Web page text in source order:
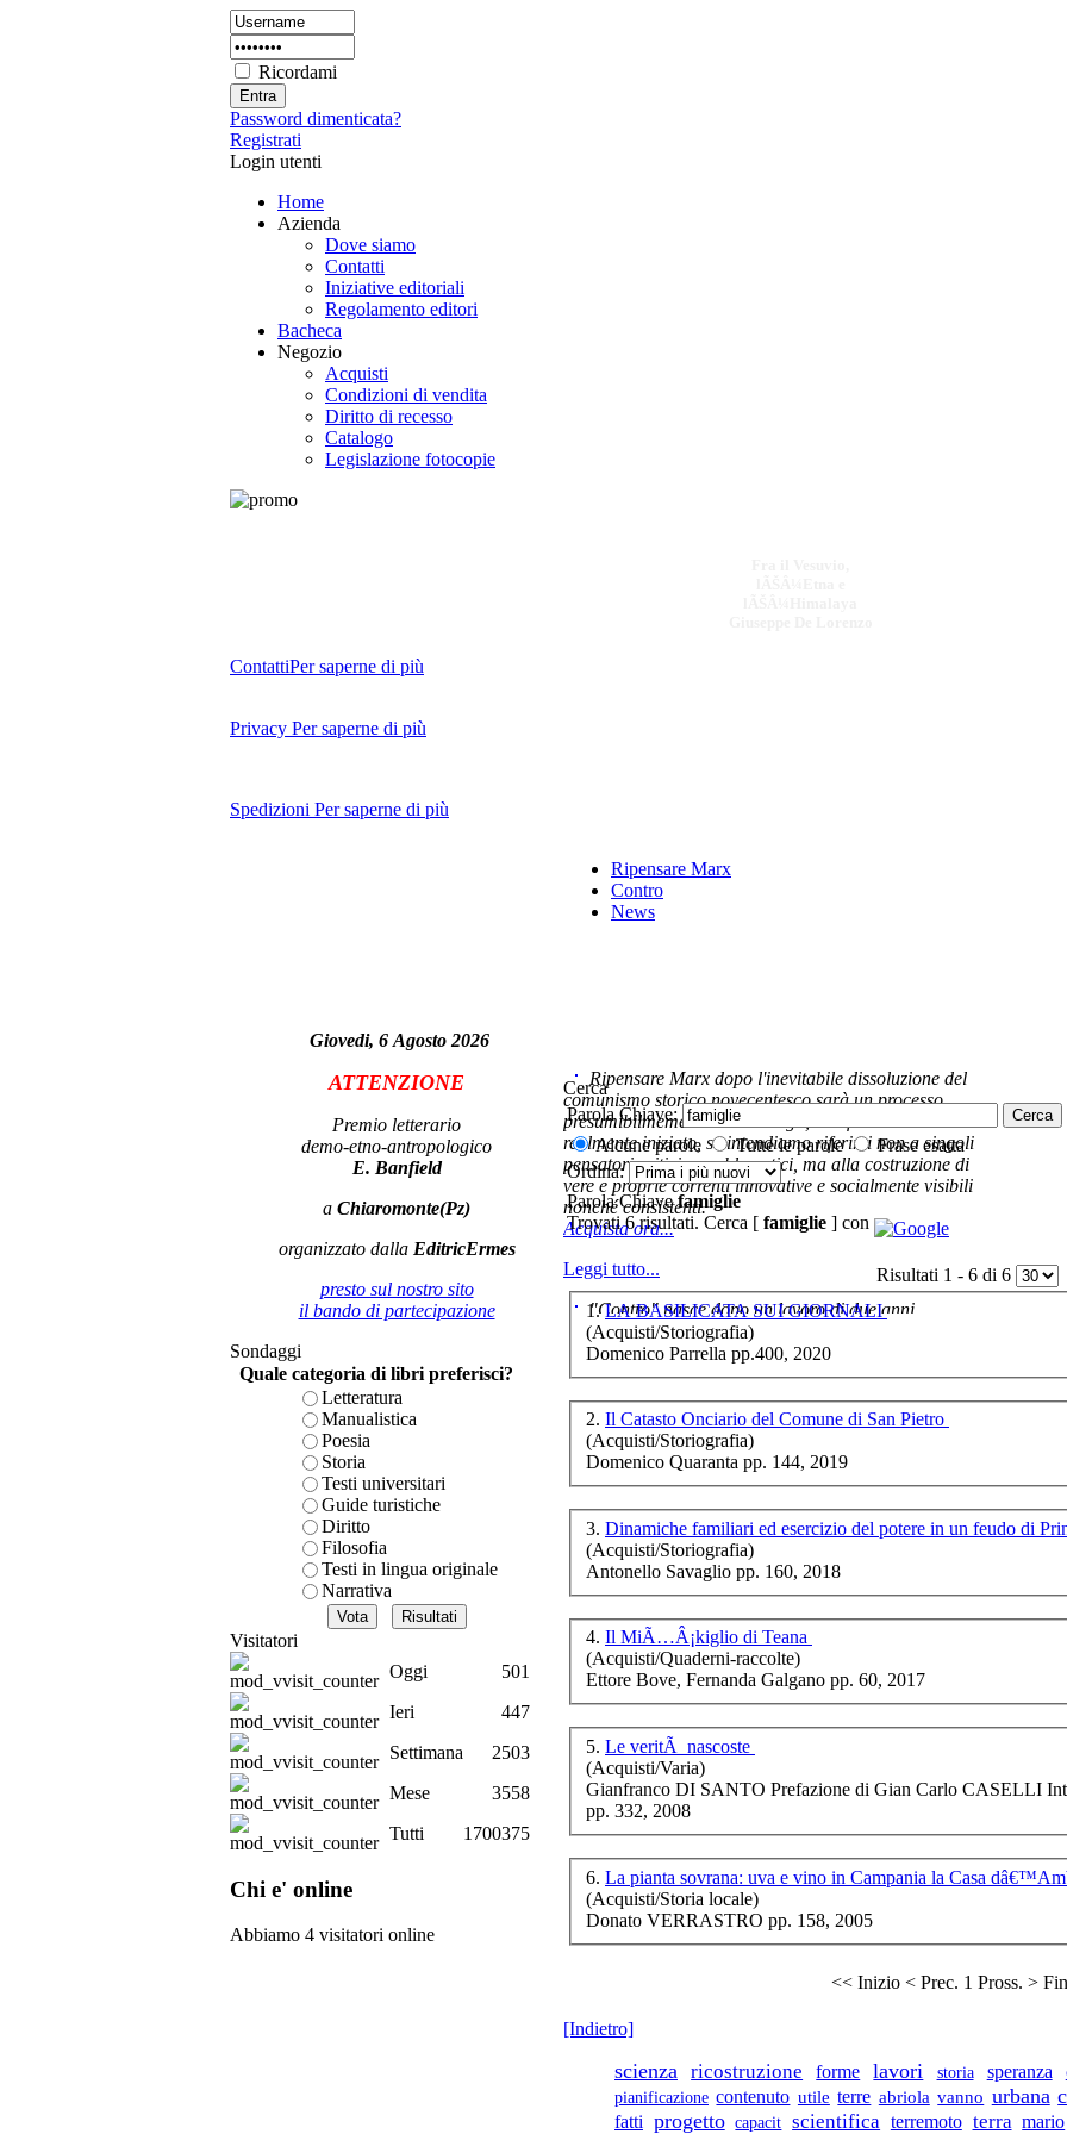
Ricordami
Password dimenticata?
Registrati
Login utenti
Home
Azienda
Dove siamo
Contatti
Iniziative editoriali
Regolamento editori
Bacheca
Negozio
Acquisti
Condizioni di vendita
Diritto di recesso
Catalogo
Legislazione fotocopie
€ 10,00
€ 10,00
Aurelia
€ 15,49
1992/93
€ 20,00
Giuseppe Liscio -
ImprenditorialitÃ tra
vocazione e sacrificio
€ 15,00
Il problema del
da Kierkegaard
€ 18,00
canto.â€™I
madrigali a cinque
€ 7,50
Feste In Italia
Analisi matematica
II. Esercitazioni
ContattiPer saperne di più
Privacy Per saperne di più
Spedizioni Per saperne di più
Giovedi, 6 Agosto 2026
ATTENZIONE
Premio letterario
demo-etno-antropologico
E. Banfield
a Chiaromonte(Pz)
organizzato dalla EditricErmes
presto sul nostro sito
il bando di partecipazione
Sondaggi
Quale categoria di libri preferisci?
Letteratura
Manualistica
Poesia
Storia
Testi universitari
Guide turistiche
Diritto
Filosofia
Testi in lingua originale
Narrativa
Visitatori
Oggi
501
Ieri
447
Settimana
2503
Mese
3558
Tutti
1700375
Chi e' online
Abbiamo 4 visitatori online
Ripensare Marx
Contro
News
Ripensare Marx dopo l'inevitabile dissoluzione del
comunismo storico novecentesco sarà un processo
presumibilmemente molto lungo, e di fatto non ancora
realmente iniziato, se intendiamo riferirci non a singoli
pensatori critici e problematici, ma alla costruzione di
vere e proprie correnti innovative e socialmente visibili
nonché consistenti.
Acquista ora...
Leggi tutto...
"Contro" nasce dopo un lavoro di due anni ,
cominciato con la collaborazione dell'autore al blog:
ripensaremarx. i saggi contenuti nel libro sono frutto di
questa collaborazione e di questa critica. L'impostazione
presente fase.
Acquista ora...
A feed could not be found at
Cerca
Parola Chiave:
Alcune parole
Tutte le parole
Frase esatta
Ordina:
Parola Chiavefamiglie
Trovati 6 risultati. Cerca [ famiglie ] con
Risultati 1 - 6 di 6
1.LA BASILICATA SUI GIORNALI
(Acquisti/Storiografia)
Domenico Parrella pp.400, 2020
2. Il Catasto Onciario del Comune di San Pietro
(Acquisti/Storiografia)
Domenico Quaranta pp. 144, 2019
3. Dinamiche familiari ed esercizio del potere in un feudo di
(Acquisti/Storiografia)
Antonello Savaglio pp. 160, 2018
4. Il MiÃ…Â¡kiglio di Teana
(Acquisti/Quaderni-raccolte)
Ettore Bove, Fernanda Galgano pp. 60, 2017
5. Le veritÃ nascoste
(Acquisti/Varia)
Gianfranco DI SANTO Prefazione di Gian Carlo CASELLI
pp. 332, 2008
6. La pianta sovrana: uva e vino in Campania la Casa
(Acquisti/Storia locale)
Donato VERRASTRO pp. 158, 2005
<< Inizio < Prec. 1 Pross. >
[Indietro]
scienza ricostruzione forme lavori storia speranza
pianificazione contenuto utile terre abriola vanno urbana
fatti progetto capacit scientifica terremoto terra mario